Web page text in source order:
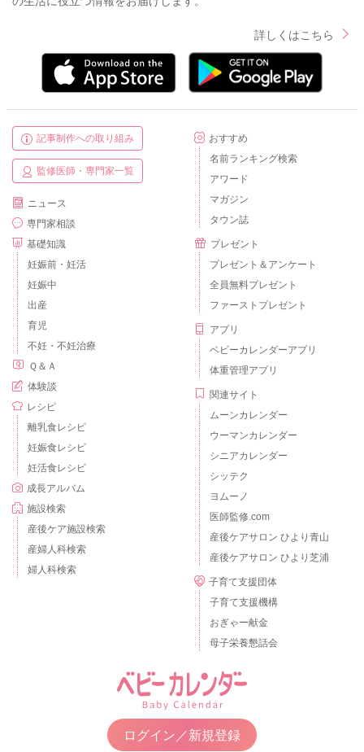
詳しくはこちら
記事制作への取り組み
監修医師・専門家一覧
ニュース
専門家相談
基礎知識
妊娠前・妊活
妊娠中
出産
育児
不妊・不妊治療
Ｑ＆Ａ
体験談
レシピ
離乳食レシピ
妊娠食レシピ
妊活食レシピ
成長アルバム
施設検索
産後ケア施設検索
産婦人科検索
婦人科検索
おすすめ
名前ランキング検索
アワード
マガジン
タウン誌
プレゼント
プレゼント＆アンケート
全員無料プレゼント
ファーストプレゼント
アプリ
ベビーカレンダーアプリ
体重管理アプリ
関連サイト
ムーンカレンダー
ウーマンカレンダー
シニアカレンダー
シッテク
ヨムーノ
医師監修.com
産後ケアサロン ひより青山
産後ケアサロン ひより芝浦
子育て支援団体
子育て支援機構
おぎゃー献金
母子栄養懇話会
ログイン／新規登録